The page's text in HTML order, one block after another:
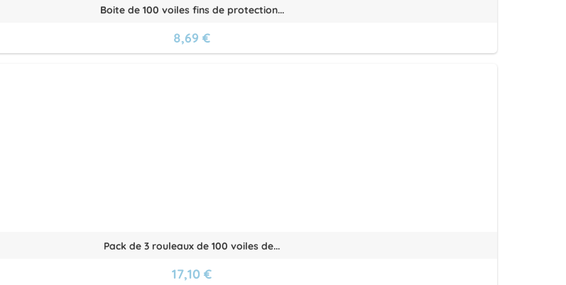
Boite de 100 voiles fins de protection...
8,69 €
Pack de 3 rouleaux de 100 voiles de...
17,10 €